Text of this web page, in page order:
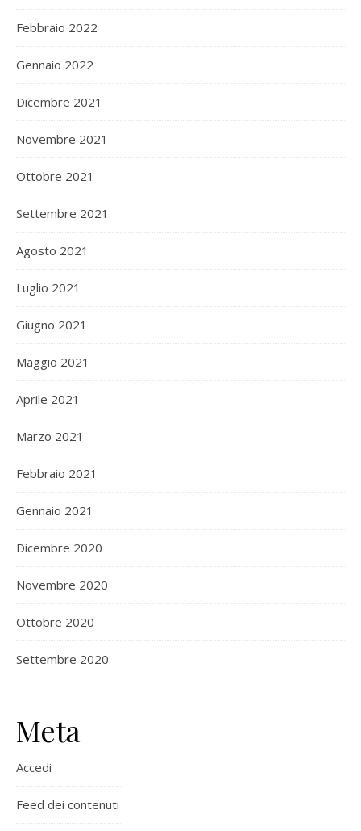
Febbraio 2022
Gennaio 2022
Dicembre 2021
Novembre 2021
Ottobre 2021
Settembre 2021
Agosto 2021
Luglio 2021
Giugno 2021
Maggio 2021
Aprile 2021
Marzo 2021
Febbraio 2021
Gennaio 2021
Dicembre 2020
Novembre 2020
Ottobre 2020
Settembre 2020
Meta
Accedi
Feed dei contenuti